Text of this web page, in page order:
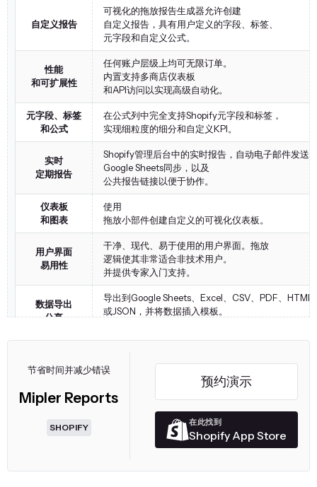
自定义报告
可视化的拖放报告生成器允许创建
自定义报告，具有用户定义的字段、标签、
元字段和自定义公式。
性能
和可扩展性
任何账户层级上均可无限订单。
内置支持多商店仪表板
和API访问以实现高级自动化。
元字段、标签
和公式
在公式列中完全支持Shopify元字段和标签，
实现细粒度的细分和自定义KPI。
实时
定期报告
Shopify管理后台中的实时报告，自动电子邮件发送
Google Sheets同步，以及
公共报告链接以便于协作。
仪表板
和图表
使用
拖放小部件创建自定义的可视化仪表板。
用户界面
易用性
干净、现代、易于使用的用户界面。拖放
逻辑使其非常适合非技术用户。
并提供专家入门支持。
数据导出
分享
导出到Google Sheets、Excel、CSV、PDF、HTML
或JSON，并将数据插入模板。
响应性
允许与工程师/经理安排通话
进行入门指导并帮助制作报告。
定价
免费计划包括100+报告和每日电子邮件
（最多1000个订单）。付费从
$9.99/月起，提供无限订单、报告和仪表板。
节省时间并减少错误
Mipler Reports
SHOPIFY
预约演示
在此找到
Shopify App Store